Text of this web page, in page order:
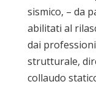
sismico, – da
abilitati al
dai
strutturale,
collaudo